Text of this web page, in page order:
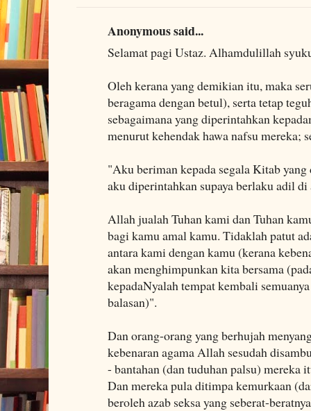
Anonymous said...
Selamat pagi Ustaz. Alhamdulillah
Oleh kerana yang demikian itu, maka
beragama dengan betul), serta tetap
sebagaimana yang diperintahkan
menurut kehendak hawa nafsu mereka;
"Aku beriman kepada segala Kitab
aku diperintahkan supaya berlaku adil di
Allah jualah Tuhan kami dan Tuhan
bagi kamu amal kamu. Tidaklah patut
antara kami dengan kamu (kerana
akan menghimpunkan kita bersama
kepadaNyalah tempat kembali
balasan)".
Dan orang-orang yang berhujah
kebenaran agama Allah sesudah
- bantahan (dan tuduhan palsu) mereka
Dan mereka pula ditimpa kemurkaan
beroleh azab seksa yang seberat-